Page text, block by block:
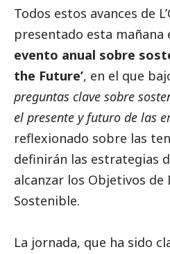
Todos estos avances de
presentado esta mañana
evento anual sobre
the Future’, en el que
preguntas clave sobre
el presente y futuro de las
reflexionado sobre las
definirán las estrategias
alcanzar los Objetivos de
Sostenible.
La jornada, que ha sido